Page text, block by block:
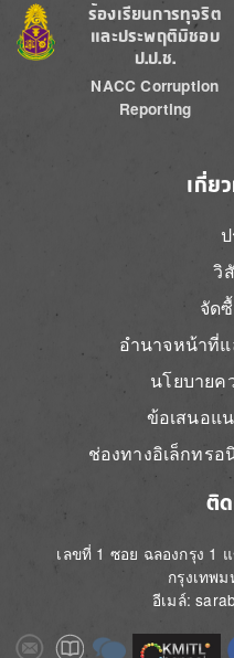
Image
ร้องเรียนการทุจริต
และประพฤติมิชอบ
ป.ป.ช.
NACC Corruption
Reporting
เกี่ย
วิ
จัด
อำนาจหน้าที่
นโยบายค
ข้อเสนอแ
ช่องทางอิเล็กทร
ติ
เลขที่ 1 ซอย ฉลองกรุง 1
กรุงเทพ
อีเมล์:
ImageImageImage Image